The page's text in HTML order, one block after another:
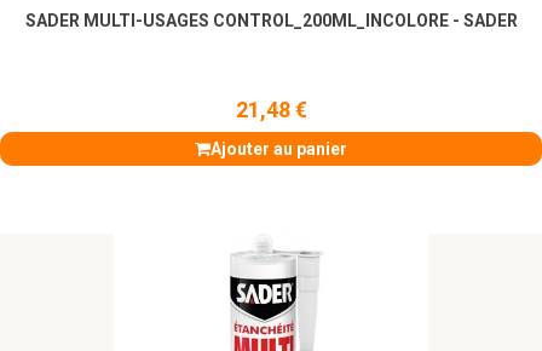
SADER MULTI-USAGES CONTROL_200ML_INCOLORE - SADER
21,48 €
Ajouter au panier